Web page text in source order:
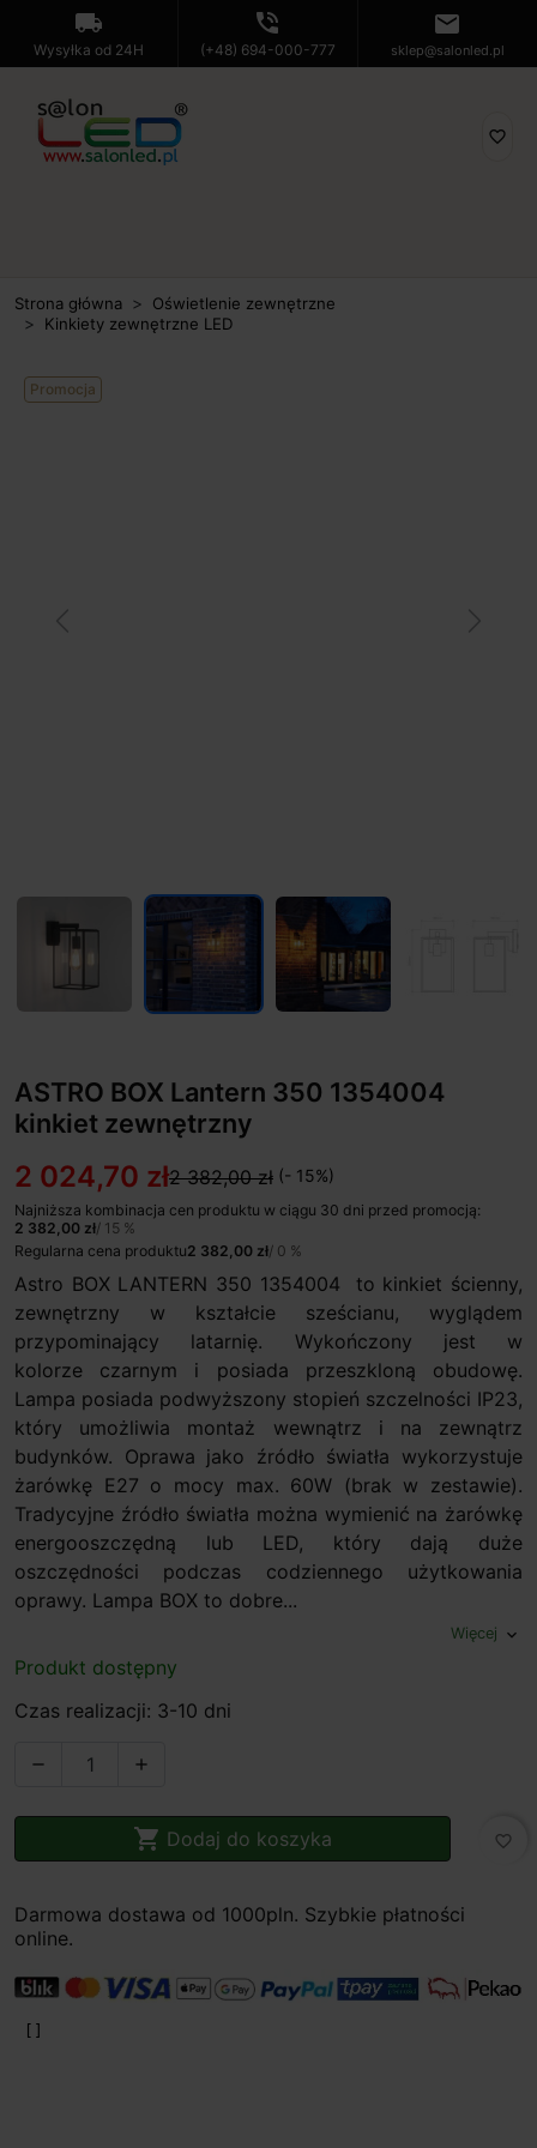
local_shipping
Wysyłka od 24H
phone_in_talk
(+48) 694-000-777
mail
sklep@salonled.pl
favorite_border
Strona główna
Oświetlenie zewnętrzne
Kinkiety zewnętrzne LED
Promocja
ASTRO BOX Lantern 350 1354004
kinkiet zewnętrzny
2 024,70 zł2 382,00 zł (- 15%)
Najniższa kombinacja cen produktu w ciągu 30 dni przed promocją:
2 382,00 zł/ 15 %
Regularna cena produktu2 382,00 zł/ 0 %
Astro BOX LANTERN 350 1354004 to kinkiet ścienny,
zewnętrzny w kształcie sześcianu, wyglądem
przypominający latarnię. Wykończony jest w
kolorze czarnym i posiada przeszkloną obudowę.
Lampa posiada podwyższony stopień szczelności IP23,
który umożliwia montaż wewnątrz i na zewnątrz
budynków. Oprawa jako źródło światła wykorzystuje
żarówkę E27 o mocy max. 60W (brak w zestawie).
Tradycyjne źródło światła można wymienić na żarówkę
energooszczędną lub LED, który dają duże
oszczędności podczas codziennego użytkowania
oprawy. Lampa BOX to dobre...
Więcej expand_more
Produkt dostępny
Czas realizacji: 3-10 dni
 
 Dodaj do koszyka favorite_border
Darmowa dostawa od 1000pln. Szybkie płatności
online.